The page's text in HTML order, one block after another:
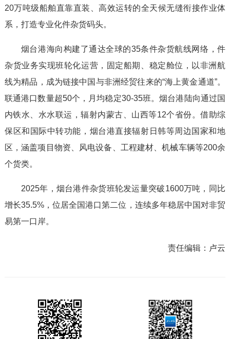
20万吨级船舶直靠直装、高效运转的全天候无缝衔接作业体
系，打造专业化件杂货码头。
烟台港海向构建了通达全球的35条件杂货航线网络，件
杂货业务实现班轮化运营，固定船期、稳定舱位，以非洲航
线为精品，成为链接中国与非洲经贸往来的“海上黄金通道”。
联通港口数量超50个，月均稳定30-35班。烟台港陆向通过国
内铁水、水水联运，辐射内蒙古、山西等12个省份。借助综
保区和国际中转功能，烟台港直接辐射日韩等周边国家和地
区，涵盖项目物资、风电设备、工程建材、机械车辆等200余
个货类。
2025年，烟台港件杂货班轮发运量突破1600万吨，同比
增长35.5%，位居全国港口第二位，连续多年稳居中国对非贸
易第一口岸。
责任编辑： 卢云